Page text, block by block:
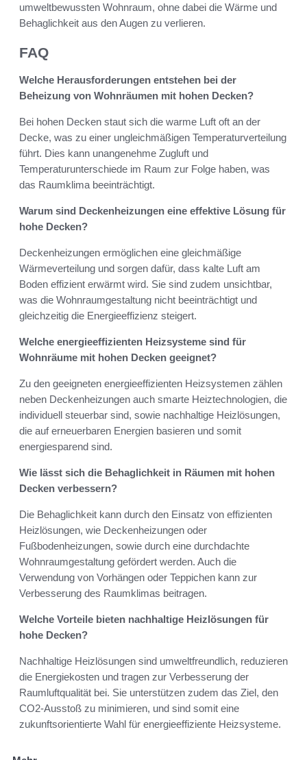
umweltbewussten Wohnraum, ohne dabei die Wärme und
Behaglichkeit aus den Augen zu verlieren.
FAQ
Welche Herausforderungen entstehen bei der
Beheizung von Wohnräumen mit hohen Decken?
Bei hohen Decken staut sich die warme Luft oft an der
Decke, was zu einer ungleichmäßigen Temperaturverteilung
führt. Dies kann unangenehme Zugluft und
Temperaturunterschiede im Raum zur Folge haben, was
das Raumklima beeinträchtigt.
Warum sind Deckenheizungen eine effektive Lösung für
hohe Decken?
Deckenheizungen ermöglichen eine gleichmäßige
Wärmeverteilung und sorgen dafür, dass kalte Luft am
Boden effizient erwärmt wird. Sie sind zudem unsichtbar,
was die Wohnraumgestaltung nicht beeinträchtigt und
gleichzeitig die Energieeffizienz steigert.
Welche energieeffizienten Heizsysteme sind für
Wohnräume mit hohen Decken geeignet?
Zu den geeigneten energieeffizienten Heizsystemen zählen
neben Deckenheizungen auch smarte Heiztechnologien, die
individuell steuerbar sind, sowie nachhaltige Heizlösungen,
die auf erneuerbaren Energien basieren und somit
energiesparend sind.
Wie lässt sich die Behaglichkeit in Räumen mit hohen
Decken verbessern?
Die Behaglichkeit kann durch den Einsatz von effizienten
Heizlösungen, wie Deckenheizungen oder
Fußbodenheizungen, sowie durch eine durchdachte
Wohnraumgestaltung gefördert werden. Auch die
Verwendung von Vorhängen oder Teppichen kann zur
Verbesserung des Raumklimas beitragen.
Welche Vorteile bieten nachhaltige Heizlösungen für
hohe Decken?
Nachhaltige Heizlösungen sind umweltfreundlich, reduzieren
die Energiekosten und tragen zur Verbesserung der
Raumluftqualität bei. Sie unterstützen zudem das Ziel, den
CO2-Ausstoß zu minimieren, und sind somit eine
zukunftsorientierte Wahl für energieeffiziente Heizsysteme.